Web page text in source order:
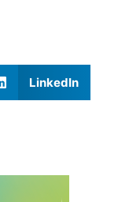
LinkedIn